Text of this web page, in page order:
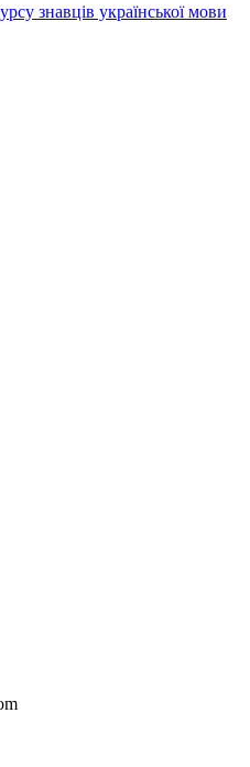
знавців української мови